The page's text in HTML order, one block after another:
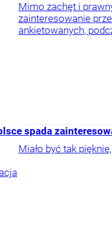
Mimo zachęt i
zainteresowanie
ankietowanych,
spada
Miało być tak